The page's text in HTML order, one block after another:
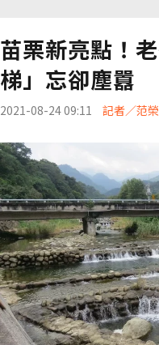
苗栗新亮點！
梯」忘卻塵囂
2021-08-24 09:11 記者／范